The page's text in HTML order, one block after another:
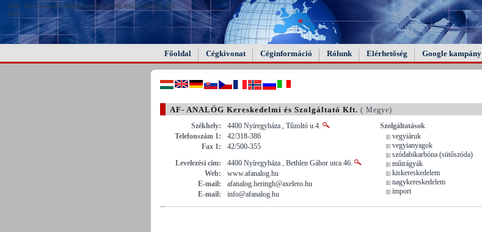
FAIL (the browser should render some flash content, not
this).
Főoldal Cégkivonat Céginformáció Rólunk Elérhetőség Google kampány
AF- ANALÓG Kereskedelmi és Szolgáltató Kft. ( Megye)
Székhely:
4400 Nyíregyháza , Tűzoltó u.4.
Telefonszám 1:
42/318-386
Fax 1:
42/500-355
Levelezési cím:
4400 Nyíregyháza , Bethlen Gábor utca 46.
Web:
www.afanalog.hu
E-mail:
afanalog.heringh@axelero.hu
E-mail:
info@afanalog.hu
Szolgáltatások
vegyiáruk
vegyianyagok
szódabikarbóna (sütőszóda)
műtrágyák
kiskereskedelem
nagykereskedelem
import